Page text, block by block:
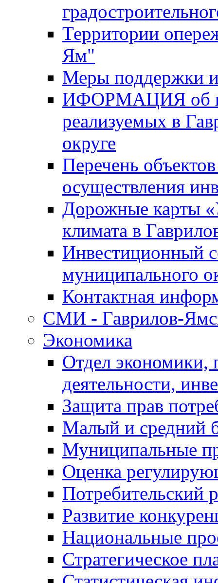
Территории
Ям"
Меры поддержки
ИФОРМАЦИЯ об
реализуемых в
округе
Перечень
осуществления
Дорожные карты
климата в
Инвестиционный
муниципального
Контактная
СМИ - Гаврилов-
Экономика
Отдел экономики,
деятельности,
Защита прав
Малый и средний
Муниципальные
Оценка
Потребительский
Развитие
Национальные
Стратегическое